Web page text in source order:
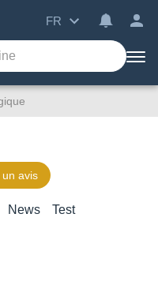
FR
avis
News Test